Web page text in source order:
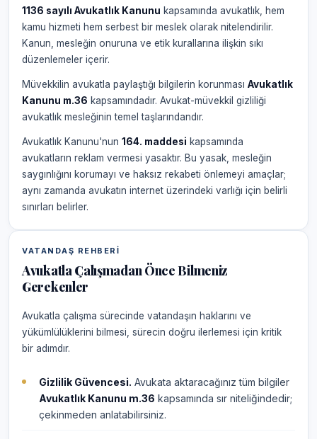
1136 sayılı Avukatlık Kanunu kapsamında avukatlık, hem
kamu hizmeti hem serbest bir meslek olarak nitelendirilir.
Kanun, mesleğin onuruna ve etik kurallarına ilişkin sıkı
düzenlemeler içerir.
Müvekkilin avukatla paylaştığı bilgilerin korunması Avukatlık
Kanunu m.36 kapsamındadır. Avukat-müvekkil gizliliği
avukatlık mesleğinin temel taşlarındandır.
Avukatlık Kanunu'nun 164. maddesi kapsamında
avukatların reklam vermesi yasaktır. Bu yasak, mesleğin
saygınlığını korumayı ve haksız rekabeti önlemeyi amaçlar;
aynı zamanda avukatın internet üzerindeki varlığı için belirli
sınırları belirler.
VATANDAŞ REHBERI
Avukatla Çalışmadan Önce Bilmeniz
Gerekenler
Avukatla çalışma sürecinde vatandaşın haklarını ve
yükümlülüklerini bilmesi, sürecin doğru ilerlemesi için kritik
bir adımdır.
Gizlilik Güvencesi. Avukata aktaracağınız tüm bilgiler
Avukatlık Kanunu m.36 kapsamında sır niteliğindedir;
çekinmeden anlatabilirsiniz.